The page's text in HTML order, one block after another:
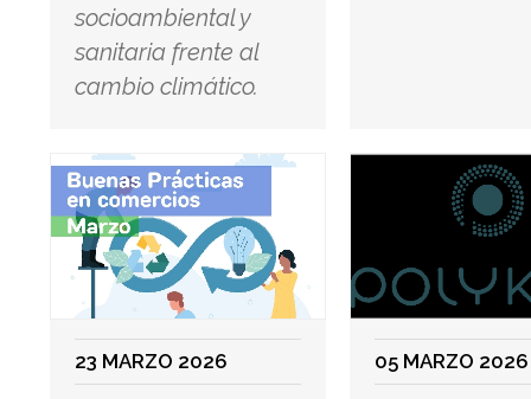
socioambiental y
sanitaria frente al
cambio climático.
23 MARZO 2026 05 MARZO 2026